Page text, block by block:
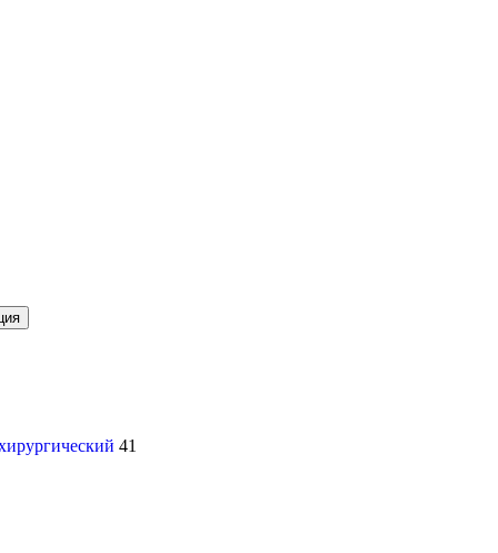
41